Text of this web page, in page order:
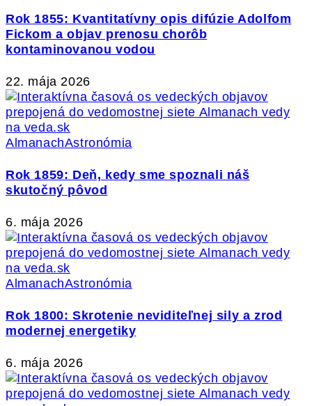
Rok 1855: Kvantitatívny opis difúzie Adolfom
Fickom a objav prenosu chorôb
kontaminovanou vodou
22. mája 2026
AlmanachAstronómia
Rok 1859: Deň, kedy sme spoznali náš
skutočný pôvod
6. mája 2026
AlmanachAstronómia
Rok 1800: Skrotenie neviditeľnej sily a zrod
modernej energetiky
6. mája 2026